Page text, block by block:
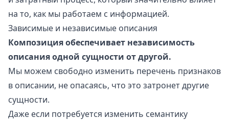
на то, как мы работаем с информацией.
Зависимые и независимые описания
Композиция обеспечивает независимость
описания одной сущности от другой.
Мы можем свободно изменить перечень признаков
в описании, не опасаясь, что это затронет другие
сущности.
Даже если потребуется изменить семантику